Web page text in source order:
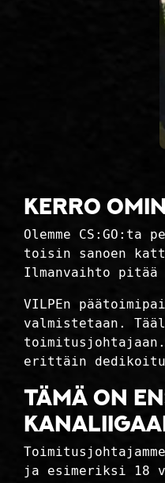
Kerro
Olemme
toisin sanoen
Ilmanvaihto pitää
VILPEn
valmistetaan.
erittäin
Tämä on
ja esimeriksi 18